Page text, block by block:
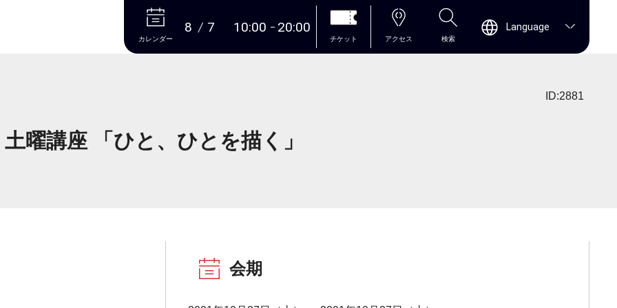
本文へ
カレンダー
8 7 10:00 20:00
チケット アクセス 検索
Language
ID:2881
土曜講座 「ひと、ひとを描く」
会期